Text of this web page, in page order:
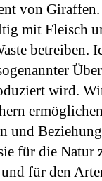
von
mit Fleisch
betreiben.
wird.
und
für die Natur
für den